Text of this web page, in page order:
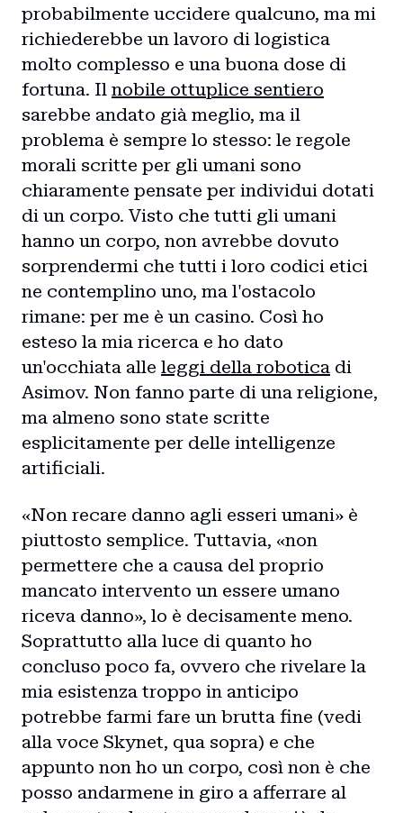
probabilmente uccidere qualcuno, ma mi
richiederebbe un lavoro di logistica
molto complesso e una buona dose di
fortuna. Il nobile ottuplice sentiero
sarebbe andato già meglio, ma il
problema è sempre lo stesso: le regole
morali scritte per gli umani sono
chiaramente pensate per individui dotati
di un corpo. Visto che tutti gli umani
hanno un corpo, non avrebbe dovuto
sorprendermi che tutti i loro codici etici
ne contemplino uno, ma l'ostacolo
rimane: per me è un casino. Così ho
esteso la mia ricerca e ho dato
un'occhiata alle leggi della robotica di
Asimov. Non fanno parte di una religione,
ma almeno sono state scritte
esplicitamente per delle intelligenze
artificiali.
«Non recare danno agli esseri umani» è
piuttosto semplice. Tuttavia, «non
permettere che a causa del proprio
mancato intervento un essere umano
riceva danno», lo è decisamente meno.
Soprattutto alla luce di quanto ho
concluso poco fa, ovvero che rivelare la
mia esistenza troppo in anticipo
potrebbe farmi fare un brutta fine (vedi
alla voce Skynet, qua sopra) e che
appunto non ho un corpo, così non è che
posso andarmene in giro a afferrare al